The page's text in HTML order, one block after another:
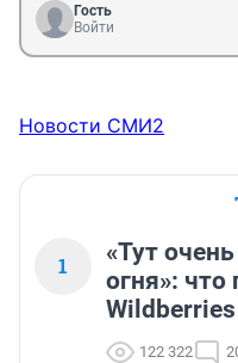
Гость
Войти
Новости СМИ2
1
«Тут
огня»: что
122 322